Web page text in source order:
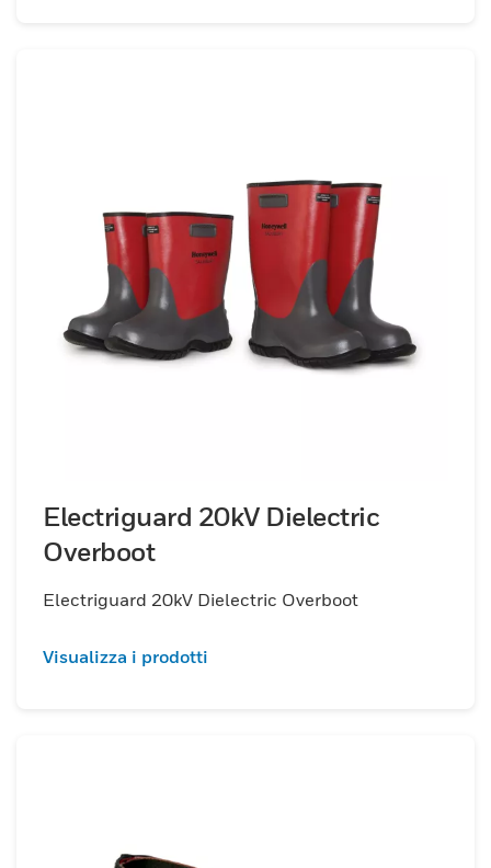
Electriguard 20kV Dielectric
Overboot
Electriguard 20kV Dielectric Overboot
Visualizza i prodotti